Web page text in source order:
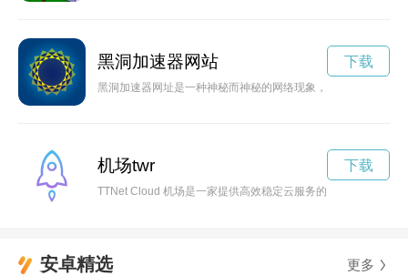
黑洞加速器网站
黑洞加速器网址是一种神秘而神秘的网络现象，让人们可以通
下载
机场twr
TTNet Cloud 机场是一家提供高效稳定云服务的公司，拥有先
下载
安卓精选 更多